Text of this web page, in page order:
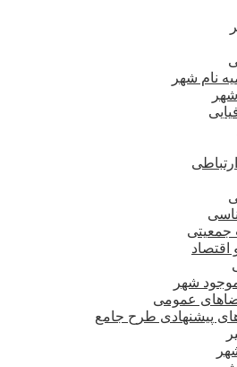
نام شهر
جمعیتی
اقتصاد
شهر
عمومی
پیشنهادی طرح جامع